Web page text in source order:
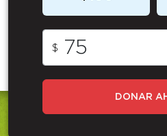
$
DONAR